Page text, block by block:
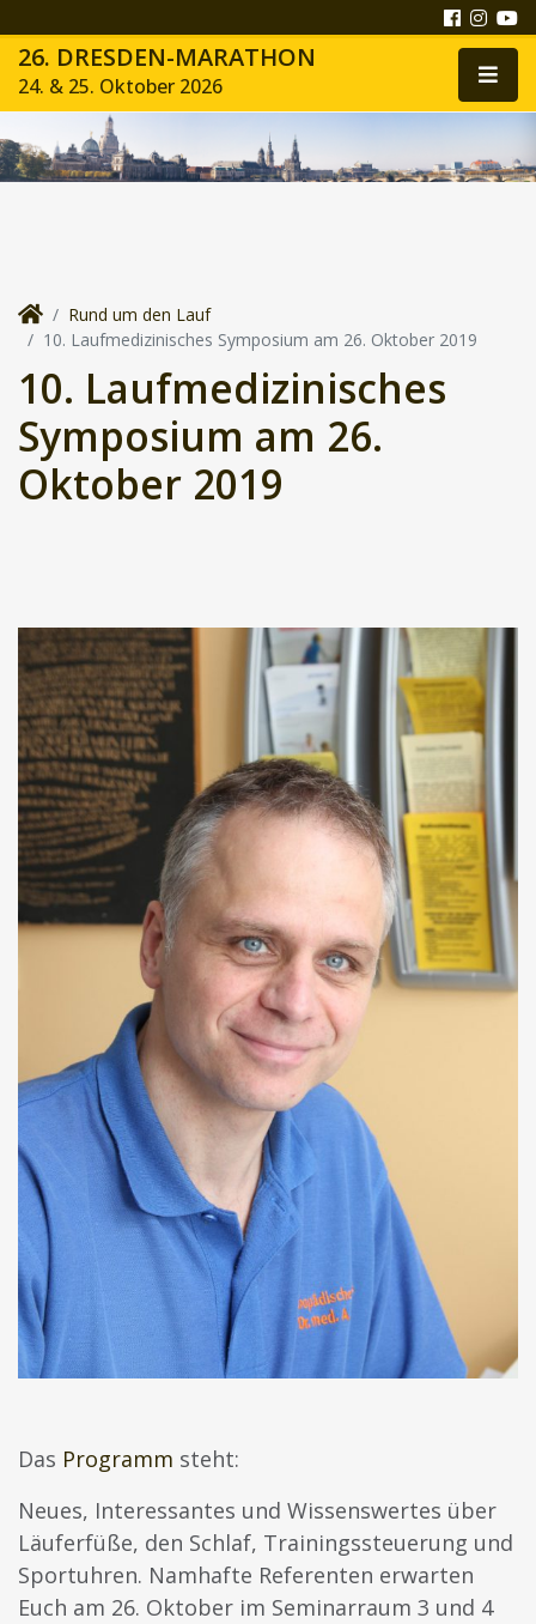
26. DRESDEN-MARATHON
24. & 25. Oktober 2026
Rund um den Lauf
10. Laufmedizinisches Symposium am 26. Oktober 2019
10. Laufmedizinisches
Symposium am 26.
Oktober 2019
Das Programm steht:
Neues, Interessantes und Wissenswertes über
Läuferfüße, den Schlaf, Trainingssteuerung und
Sportuhren. Namhafte Referenten erwarten
Euch am 26. Oktober im Seminarraum 3 und 4